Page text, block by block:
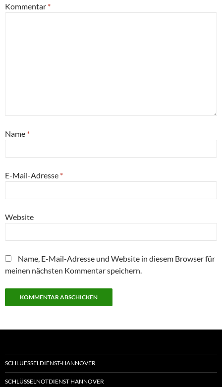
Kommentar *
Name *
E-Mail-Adresse *
Website
Name, E-Mail-Adresse und Website in diesem Browser für
meinen nächsten Kommentar speichern.
SCHLUESSELDIENST-HANNOVER
SCHLÜSSELNOTDIENST HANNOVER